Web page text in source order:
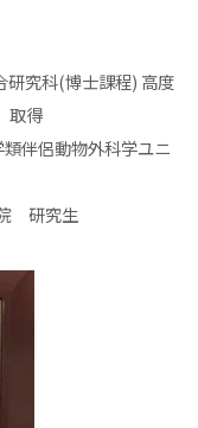
究科(博士課程) 高度
取得
伴侶動物外科学ユニ
研究生